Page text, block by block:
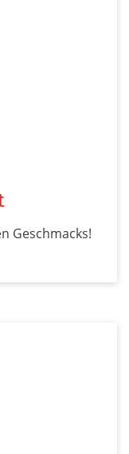
Geschmacks!